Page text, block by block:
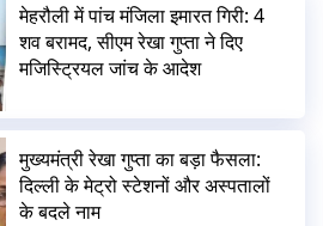
मेहरौली में पांच मंजिला इमारत गिरी: 4
शव बरामद, सीएम रेखा गुप्ता ने दिए
मजिस्ट्रियल जांच के आदेश
मुख्यमंत्री रेखा गुप्ता का बड़ा फैसला:
दिल्ली के मेट्रो स्टेशनों और अस्पतालों
के बदले नाम